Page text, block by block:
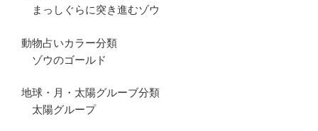
まっしぐらに突き進むゾウ
動物占いカラー分類
ゾウのゴールド
地球・月・太陽グルーブ分類
太陽グループ